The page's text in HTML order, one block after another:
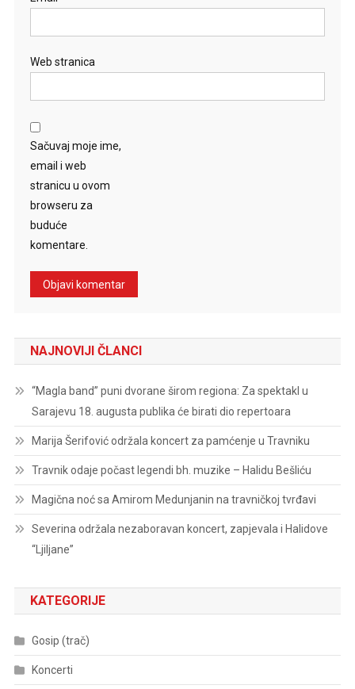
Web stranica
Sačuvaj moje ime,
email i web
stranicu u ovom
browseru za
buduće
komentare.
NAJNOVIJI ČLANCI
“Magla band” puni dvorane širom regiona: Za spektakl u
Sarajevu 18. augusta publika će birati dio repertoara
Marija Šerifović održala koncert za pamćenje u Travniku
Travnik odaje počast legendi bh. muzike – Halidu Bešliću
Magična noć sa Amirom Medunjanin na travničkoj tvrđavi
Severina održala nezaboravan koncert, zapjevala i Halidove
“Ljiljane”
KATEGORIJE
Gosip (trač)
Koncerti